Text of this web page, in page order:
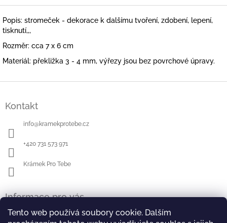
Tento web používá soubory cookie. Dalším
Popis: stromeček - dekorace k dalšímu tvoření, zdobení, lepení,
tisknutí,,,
Rozměr: cca 7 x 6 cm
Materiál: překližka 3 - 4 mm, výřezy jsou bez povrchové úpravy.
Kontakt
info@kramekprotebe.cz
+420 731 573 971
Krámek Pro Tebe
Informace pro vás
Jak nakupovat